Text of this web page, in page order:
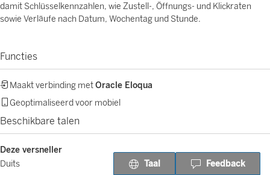
damit Schlüsselkennzahlen, wie Zustell-, Öffnungs- und Klickraten
sowie Verläufe nach Datum, Wochentag und Stunde.
Functies
Maakt verbinding metOracle Eloqua
Geoptimaliseerd voor mobiel
Beschikbare talen
Deze versneller
Duits
Taal Feedback